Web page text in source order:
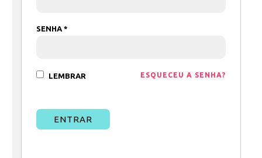
SENHA *
LEMBRAR ESQUECEU A SENHA?
ENTRAR